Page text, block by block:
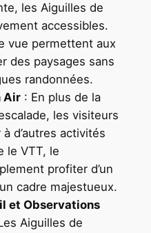
les Aiguilles de
accessibles.
vue permettent aux
des paysages sans
randonnées.
Air: En plus de la
les visiteurs
d’autres activités
le VTT, le
profiter d’un
cadre majestueux.
et Observations
Aiguilles de